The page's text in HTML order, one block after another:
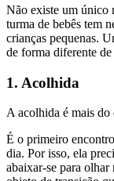
Não existe um único
turma de bebês tem
crianças pequenas.
de forma diferente
1. Acolhida
A acolhida é mais do
É o primeiro
dia. Por isso, ela
abaixar-se para